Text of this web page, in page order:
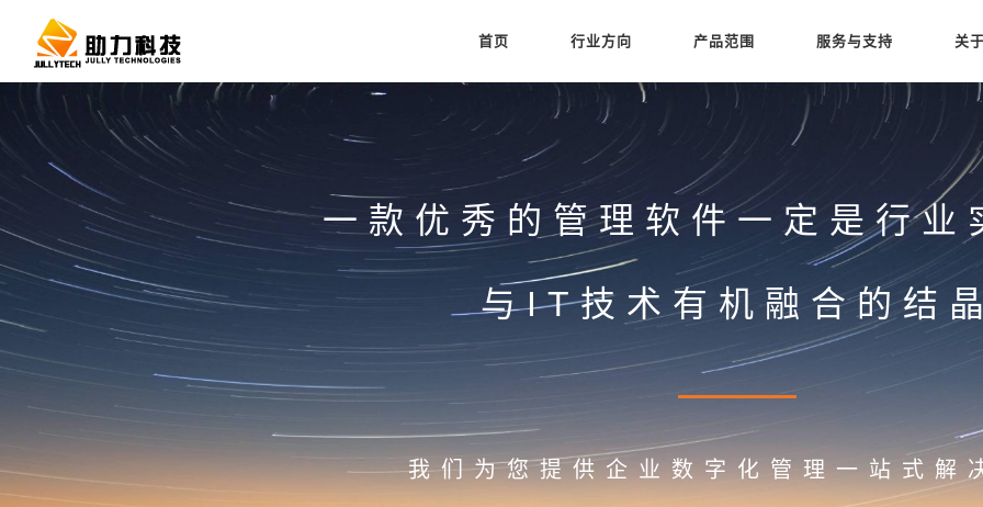
首页 行业方向 产品范围 服务与支持 关
一款优秀的管理软件一定是行业
与IT技术有机融合的结
我们为您提供企业数字化管理一站式解